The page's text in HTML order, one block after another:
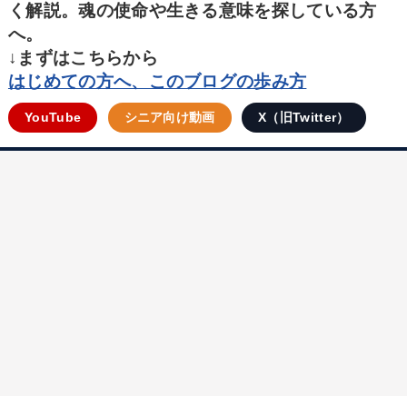
く解説。魂の使命や生きる意味を探している方
へ。
↓まずはこちらから
はじめての方へ、このブログの歩み方
YouTube シニア向け動画 X（旧Twitter）